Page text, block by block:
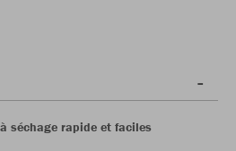
séchage rapide et faciles